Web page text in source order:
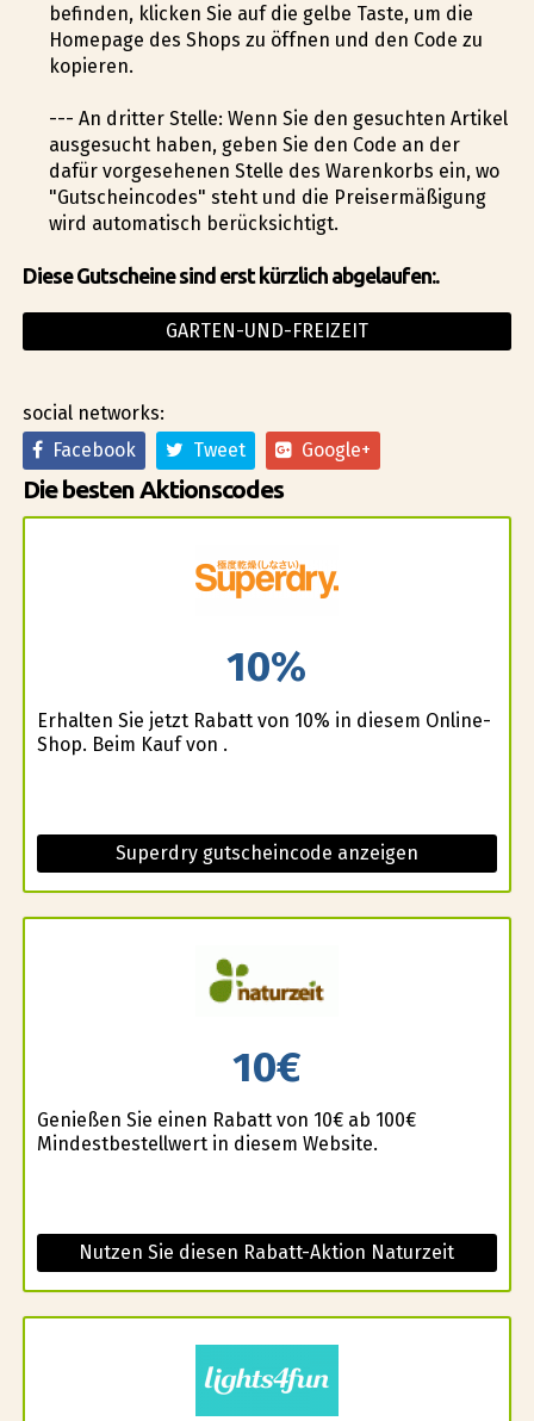
befinden, klicken Sie auf die gelbe Taste, um die
Homepage des Shops zu öffnen und den Code zu
kopieren.
--- An dritter Stelle: Wenn Sie den gesuchten Artikel
ausgesucht haben, geben Sie den Code an der
dafür vorgesehenen Stelle des Warenkorbs ein, wo
"Gutscheincodes" steht und die Preisermäßigung
wird automatisch berücksichtigt.
Diese Gutscheine sind erst kürzlich abgelaufen:.
GARTEN-UND-FREIZEIT
social networks:
Facebook
Tweet Google+
Die besten Aktionscodes
10%
Erhalten Sie jetzt Rabatt von 10% in diesem Online-
Shop. Beim Kauf von .
Superdry gutscheincode anzeigen
10€
Genießen Sie einen Rabatt von 10€ ab 100€
Mindestbestellwert in diesem Website.
Nutzen Sie diesen Rabatt-Aktion Naturzeit